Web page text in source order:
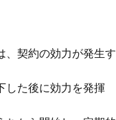
、契約の効力が発生す
した後に効力を発揮